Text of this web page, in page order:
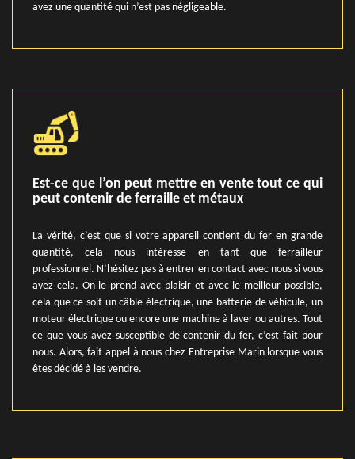
avez une quantité qui n’est pas négligeable.
Est-ce que l’on peut mettre en vente tout ce qui
peut contenir de ferraille et métaux
La vérité, c’est que si votre appareil contient du fer en grande
quantité, cela nous intéresse en tant que ferrailleur
professionnel. N’hésitez pas à entrer en contact avec nous si vous
avez cela. On le prend avec plaisir et avec le meilleur possible,
cela que ce soit un câble électrique, une batterie de véhicule, un
moteur électrique ou encore une machine à laver ou autres. Tout
ce que vous avez susceptible de contenir du fer, c’est fait pour
nous. Alors, fait appel à nous chez Entreprise Marin lorsque vous
êtes décidé à les vendre.